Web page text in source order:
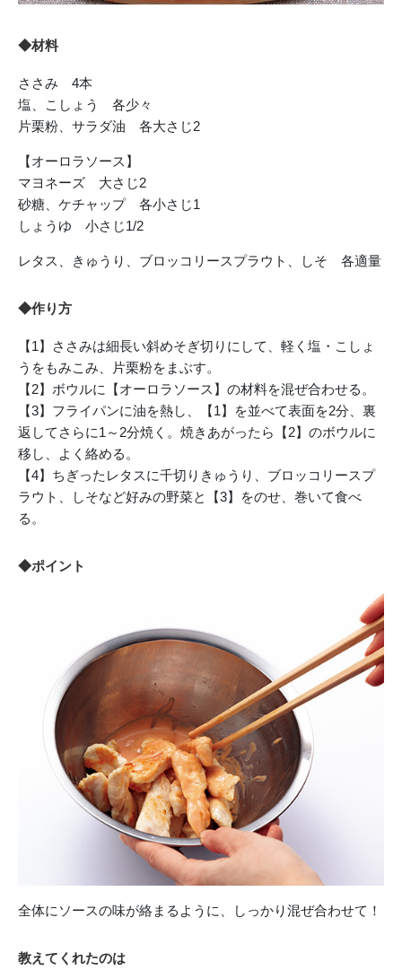
◆材料
ささみ 4本
塩、こしょう 各少々
片栗粉、サラダ油 各大さじ2
【オーロラソース】
マヨネーズ 大さじ2
砂糖、ケチャップ 各小さじ1
しょうゆ 小さじ1/2
レタス、きゅうり、ブロッコリースプラウト、しそ 各適量
◆作り方
【1】ささみは細長い斜めそぎ切りにして、軽く塩・こしょ
うをもみこみ、片栗粉をまぶす。
【2】ボウルに【オーロラソース】の材料を混ぜ合わせる。
【3】フライパンに油を熱し、【1】を並べて表面を2分、裏
返してさらに1～2分焼く。焼きあがったら【2】のボウルに
移し、よく絡める。
【4】ちぎったレタスに千切りきゅうり、ブロッコリースプ
ラウト、しそなど好みの野菜と【3】をのせ、巻いて食べ
る。
◆ポイント
全体にソースの味が絡まるように、しっかり混ぜ合わせて！
教えてくれたのは